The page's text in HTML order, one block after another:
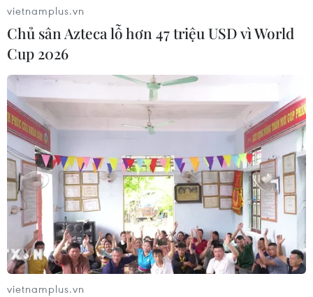
vietnamplus.vn
Chủ sân Azteca lỗ hơn 47 triệu USD vì World
Cup 2026
vietnamplus.vn